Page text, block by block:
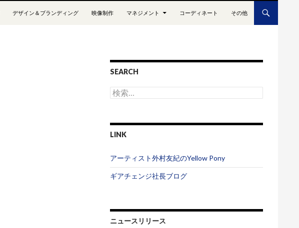
デザイン＆ブランディング 映像制作 マネジメント コーディネート その他
SEARCH
検
索
LINK
アーティスト外村友紀のYellow Pony
ギアチェンジ社長ブログ
ニュースリリース